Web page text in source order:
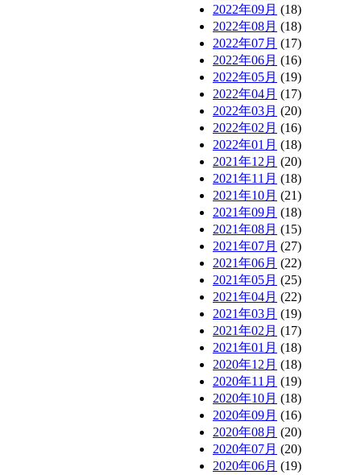
2022年09月 (18)
2022年08月 (18)
2022年07月 (17)
2022年06月 (16)
2022年05月 (19)
2022年04月 (17)
2022年03月 (20)
2022年02月 (16)
2022年01月 (18)
2021年12月 (20)
2021年11月 (18)
2021年10月 (21)
2021年09月 (18)
2021年08月 (15)
2021年07月 (27)
2021年06月 (22)
2021年05月 (25)
2021年04月 (22)
2021年03月 (19)
2021年02月 (17)
2021年01月 (18)
2020年12月 (18)
2020年11月 (19)
2020年10月 (18)
2020年09月 (16)
2020年08月 (20)
2020年07月 (20)
2020年06月 (19)